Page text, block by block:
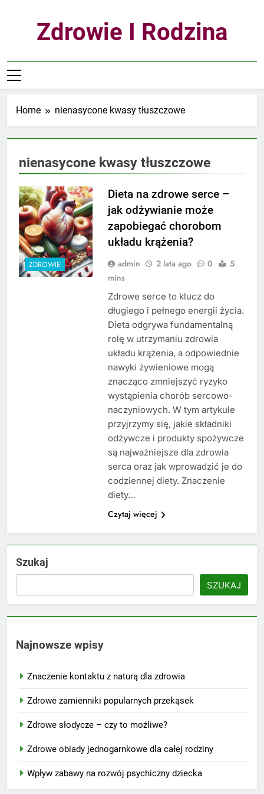
Zdrowie I Rodzina
Home nienasycone kwasy tłuszczowe
nienasycone kwasy tłuszczowe
ZDROWIE
Dieta na zdrowe serce –
jak odżywianie może
zapobiegać chorobom
układu krążenia?
admin 2 lata ago 0
5
mins
Zdrowe serce to klucz do
długiego i pełnego energii życia.
Dieta odgrywa fundamentalną
rolę w utrzymaniu zdrowia
układu krążenia, a odpowiednie
nawyki żywieniowe mogą
znacząco zmniejszyć ryzyko
wystąpienia chorób sercowo-
naczyniowych. W tym artykule
przyjrzymy się, jakie składniki
odżywcze i produkty spożywcze
są najważniejsze dla zdrowia
serca oraz jak wprowadzić je do
codziennej diety. Znaczenie
diety…
Czytaj więcej
Szukaj
SZUKAJ
Najnowsze wpisy
Znaczenie kontaktu z naturą dla zdrowia
Zdrowe zamienniki popularnych przekąsek
Zdrowe słodycze – czy to możliwe?
Zdrowe obiady jednogarnkowe dla całej rodziny
Wpływ zabawy na rozwój psychiczny dziecka